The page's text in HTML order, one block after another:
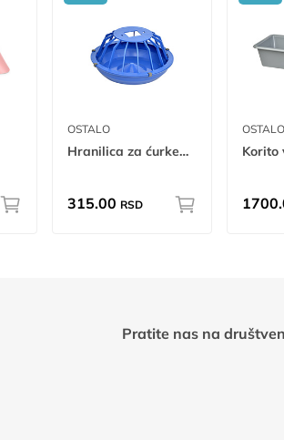
OSTALO
Hranilica za ćurke mn
315.00 RSD
OSTALO
Korito
Pratite nas na